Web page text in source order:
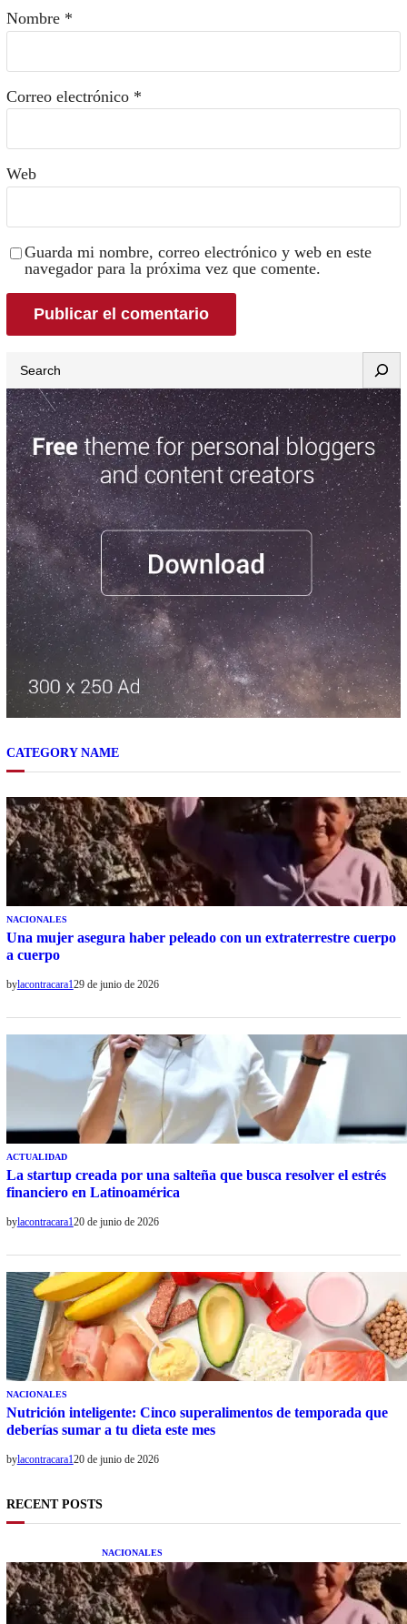
Nombre *
Correo electrónico *
Web
Guarda mi nombre, correo electrónico y web en este
navegador para la próxima vez que comente.
CATEGORY NAME
NACIONALES
Una mujer asegura haber peleado con un extraterrestre cuerpo
a cuerpo
bylacontracara129 de junio de 2026
ACTUALIDAD
La startup creada por una salteña que busca resolver el estrés
financiero en Latinoamérica
bylacontracara120 de junio de 2026
NACIONALES
Nutrición inteligente: Cinco superalimentos de temporada que
deberías sumar a tu dieta este mes
bylacontracara120 de junio de 2026
RECENT POSTS
NACIONALES
Una mujer asegura haber peleado con un
extraterrestre cuerpo a cuerpo